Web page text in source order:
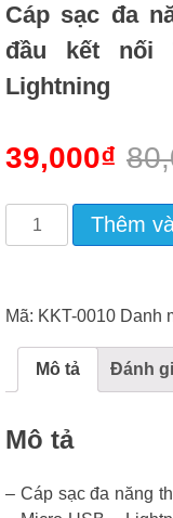
Cáp sạc đa
đầu kết nối
Lightning
39,000₫
Hệ
Kết
Thêm
Mã: KKT-0010 Danh
Mô tả Đánh
Mô tả
– Cáp sạc đa năng